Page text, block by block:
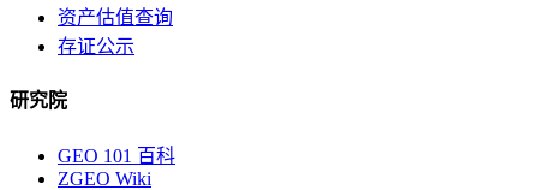
资产估值查询
存证公示
研究院
GEO 101 百科
ZGEO Wiki